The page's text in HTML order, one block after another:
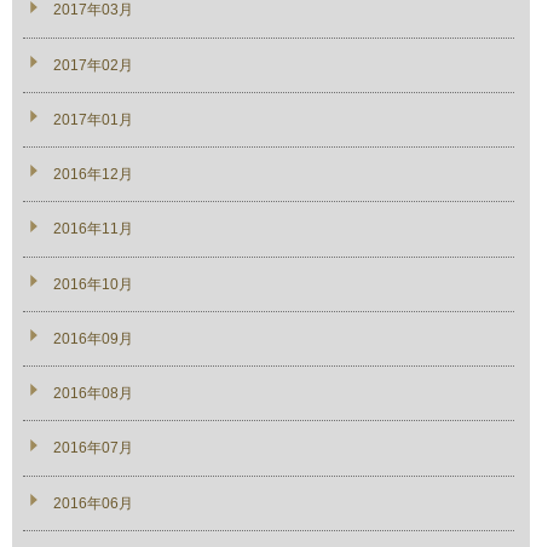
2017年03月
2017年02月
2017年01月
2016年12月
2016年11月
2016年10月
2016年09月
2016年08月
2016年07月
2016年06月